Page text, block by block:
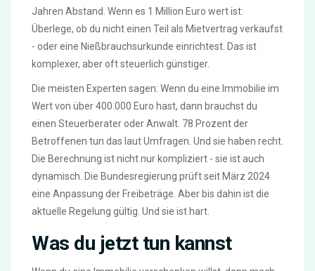
Jahren Abstand. Wenn es 1 Million Euro wert ist:
Überlege, ob du nicht einen Teil als Mietvertrag verkaufst
- oder eine Nießbrauchsurkunde einrichtest. Das ist
komplexer, aber oft steuerlich günstiger.
Die meisten Experten sagen: Wenn du eine Immobilie im
Wert von über 400.000 Euro hast, dann brauchst du
einen Steuerberater oder Anwalt. 78 Prozent der
Betroffenen tun das laut Umfragen. Und sie haben recht.
Die Berechnung ist nicht nur kompliziert - sie ist auch
dynamisch. Die Bundesregierung prüft seit März 2024
eine Anpassung der Freibeträge. Aber bis dahin ist die
aktuelle Regelung gültig. Und sie ist hart.
Was du jetzt tun kannst